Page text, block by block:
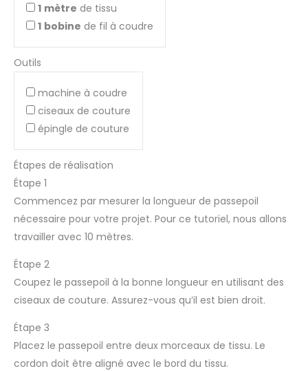
1 mètre de tissu
1 bobine de fil à coudre
Outils
machine à coudre
ciseaux de couture
épingle de couture
Étapes de réalisation
Étape 1
Commencez par mesurer la longueur de passepoil
nécessaire pour votre projet. Pour ce tutoriel, nous allons
travailler avec 10 mètres.
Étape 2
Coupez le passepoil à la bonne longueur en utilisant des
ciseaux de couture. Assurez-vous qu’il est bien droit.
Étape 3
Placez le passepoil entre deux morceaux de tissu. Le
cordon doit être aligné avec le bord du tissu.